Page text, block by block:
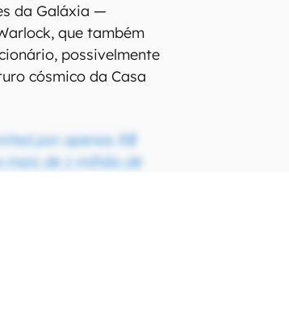
da Galáxia —
que também
possivelmente
cósmico da Casa
por apenas R$
mais de 1 milhão de